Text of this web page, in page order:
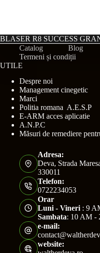
BLASER R8 SUCCESS
Catalog
Blog
Termeni și condiții
UTILE
Despre noi
Management cinegetic
Marci
Politia romana A.E.S.P
E-ARM acces aplicatie
A.N.P.C
Măsuri de remediere
Adresa:
Deva, Strada
330011
Telefon:
0722234053
Orar
Luni - Vineri: 9
Sambata: 10 AM -
e-mail:
website: